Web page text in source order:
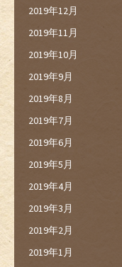
2019年12月
2019年11月
2019年10月
2019年9月
2019年8月
2019年7月
2019年6月
2019年5月
2019年4月
2019年3月
2019年2月
2019年1月